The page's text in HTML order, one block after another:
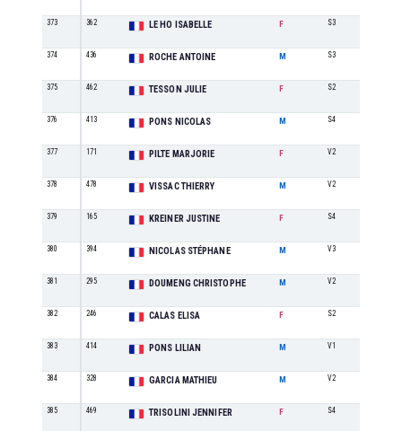
373 362 LE HO ISABELLE F S3
374 436 ROCHE ANTOINE M S3
375 462 TESSON JULIE F S2
376 413 PONS NICOLAS M S4
377 171 PILTE MARJORIE F V2
378 478 VISSAC THIERRY M V2
379 165 KREINER JUSTINE F S4
380 394 NICOLAS STÉPHANE M V3
381 295 DOUMENG CHRISTOPHE M V2
382 246 CALAS ELISA F S2
383 414 PONS LILIAN M V1
384 328 GARCIA MATHIEU M V2
385 469 TRISOLINI JENNIFER F S4